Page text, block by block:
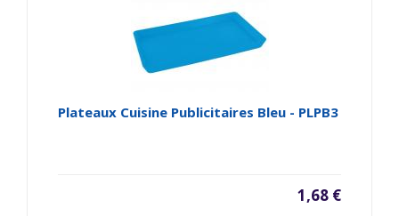
Plateaux Cuisine Publicitaires Bleu - PLPB3
1,68 €